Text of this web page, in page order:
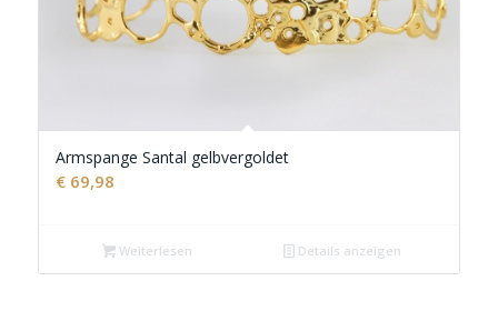
Armspange Santal gelbvergoldet
€69,98
Weiterlesen Details anzeigen